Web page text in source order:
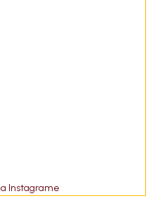
Instagrame